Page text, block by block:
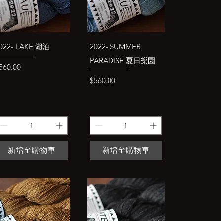
快速瀏覽
LAKE 湖泊
格
新增至購物車
快速瀏覽
2022- SUMMER
PARADISE 夏日樂園
價格
$560.00
新增至購物車